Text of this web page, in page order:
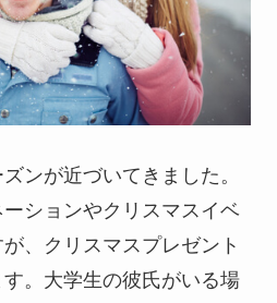
ンが近づいてきました。
ションやクリスマスイベ
、クリスマスプレゼント
。大学生の彼氏がいる場